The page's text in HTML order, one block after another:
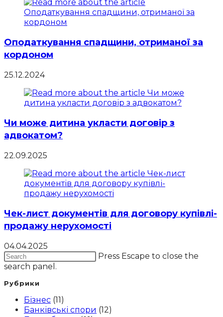
Оподаткування спадщини, отриманої за
кордоном
25.12.2024
Чи може дитина укласти договір з
адвокатом?
22.09.2025
Чек-лист документів для договору купівлі-
продажу нерухомості
04.04.2025
Press Escape to close the
search panel.
Рубрики
Бізнес (11)
Банківські спори (12)